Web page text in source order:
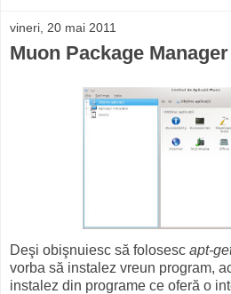
vineri, 20 mai 2011
Muon Package Manager
Deşi obişnuiesc să folosesc apt-
vorba să instalez vreun program,
instalez din programe ce oferă o